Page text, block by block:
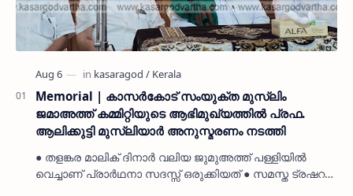
Memorial | കാസർകോട് സംയുക്ത മുസ്ലിം
ജമാഅത്ത് കമ്മിറ്റിയുടെ ആഭിമുഖ്യത്തിൽ പ്രഫ.
ആലിക്കുട്ടി മുസ്ലിയാർ അനുസ്മരണം നടത്തി
● തളങ്കര മാലിക് ദിനാർ വലിയ ജുമുഅത്ത് പള്ളിയിൽ
വെച്ചാണ് പ്രാർഥനാ സദസ്സ് ഒരുക്കിയത് ● സമസ്ത ട്രഷറർ